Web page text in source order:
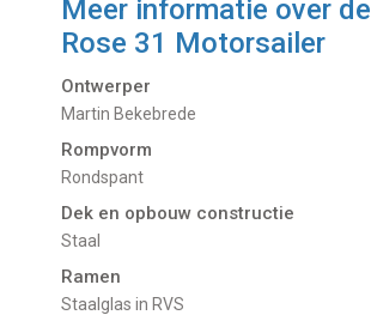
Meer informatie over de
Rose 31 Motorsailer
Ontwerper
Martin Bekebrede
Rompvorm
Rondspant
Dek en opbouw constructie
Staal
Ramen
Staalglas in RVS